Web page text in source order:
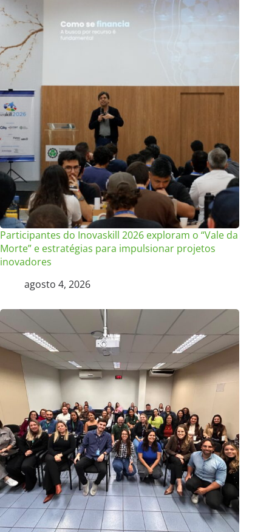
Participantes do Inovaskill 2026 exploram o “Vale da
Morte” e estratégias para impulsionar projetos
inovadores
agosto 4, 2026